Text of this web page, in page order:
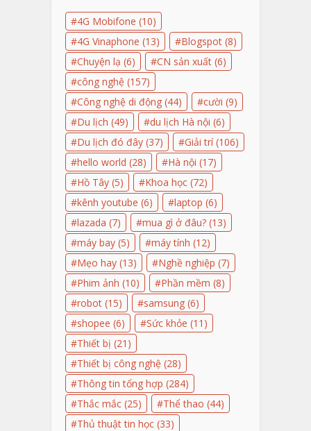
4G Mobifone (10)
4G Vinaphone (13) Blogspot (8)
Chuyện lạ (6) CN sản xuất (6)
công nghệ (157)
Công nghệ di động (44) cười (9)
Du lịch (49) du lịch Hà nội (6)
Du lịch đó đây (37) Giải trí(106)
hello world (28) Hà nội (17)
Hồ Tây (5) Khoa học (72)
kênh youtube (6) laptop (6)
lazada (7) mua gì ở đâu? (13)
máy bay (5) máy tính (12)
Mẹo hay (13) Nghề nghiệp (7)
Phim ảnh (10) Phần mềm (8)
robot (15) samsung (6)
shopee (6) Sức khỏe (11)
Thiết bị (21)
Thiết bị công nghệ (28)
Thông tin tổng hợp (284)
Thắc mắc (25) Thể thao (44)
Thủ thuật tin học (33)